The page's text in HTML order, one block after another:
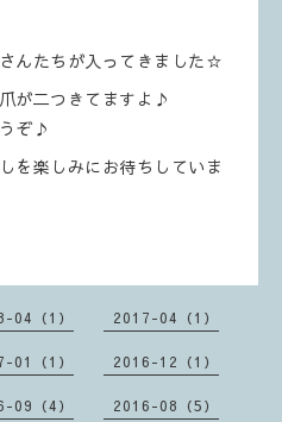
んたちが入ってきました☆
が二つきてますよ♪
ぞ♪
を楽しみにお待ちしていま
04（1） 2017-04（1）
01（1） 2016-12（1）
09（4） 2016-08（5）